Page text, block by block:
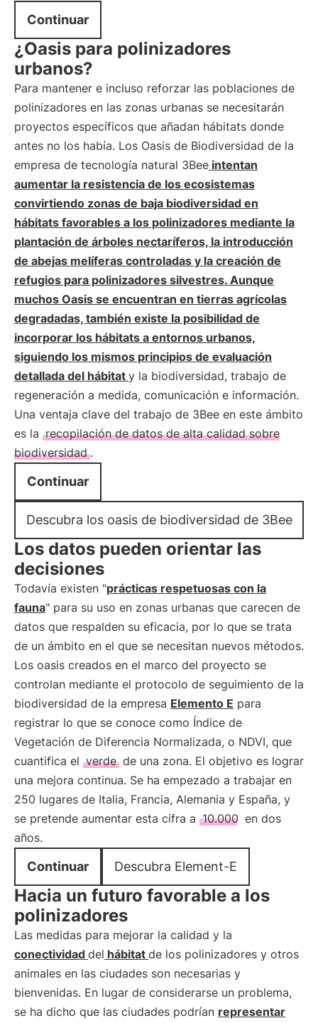
Continuar
¿Oasis para polinizadores
urbanos?
Para mantener e incluso reforzar las poblaciones de
polinizadores en las zonas urbanas se necesitarán
proyectos específicos que añadan hábitats donde
antes no los había. Los Oasis de Biodiversidad de la
empresa de tecnología natural 3Bee intentan
aumentar la resistencia de los ecosistemas
convirtiendo zonas de baja biodiversidad en
hábitats favorables a los polinizadores mediante la
plantación de árboles nectaríferos, la introducción
de abejas melíferas controladas y la creación de
refugios para polinizadores silvestres. Aunque
muchos Oasis se encuentran en tierras agrícolas
degradadas, también existe la posibilidad de
incorporar los hábitats a entornos urbanos,
siguiendo los mismos principios de evaluación
detallada del hábitat y la biodiversidad, trabajo de
regeneración a medida, comunicación e información.
Una ventaja clave del trabajo de 3Bee en este ámbito
es la recopilación de datos de alta calidad sobre
biodiversidad .
Continuar
Descubra los oasis de biodiversidad de 3Bee
Los datos pueden orientar las
decisiones
Todavía existen "prácticas respetuosas con la
fauna" para su uso en zonas urbanas que carecen de
datos que respalden su eficacia, por lo que se trata
de un ámbito en el que se necesitan nuevos métodos.
Los oasis creados en el marco del proyecto se
controlan mediante el protocolo de seguimiento de la
biodiversidad de la empresa Elemento E para
registrar lo que se conoce como Índice de
Vegetación de Diferencia Normalizada, o NDVI, que
cuantifica el verde de una zona. El objetivo es lograr
una mejora continua. Se ha empezado a trabajar en
250 lugares de Italia, Francia, Alemania y España, y
se pretende aumentar esta cifra a 10.000 en dos
años.
Continuar Descubra Element-E
Hacia un futuro favorable a los
polinizadores
Las medidas para mejorar la calidad y la
conectividad del hábitat de los polinizadores y otros
animales en las ciudades son necesarias y
bienvenidas. En lugar de considerarse un problema,
se ha dicho que las ciudades podrían representar